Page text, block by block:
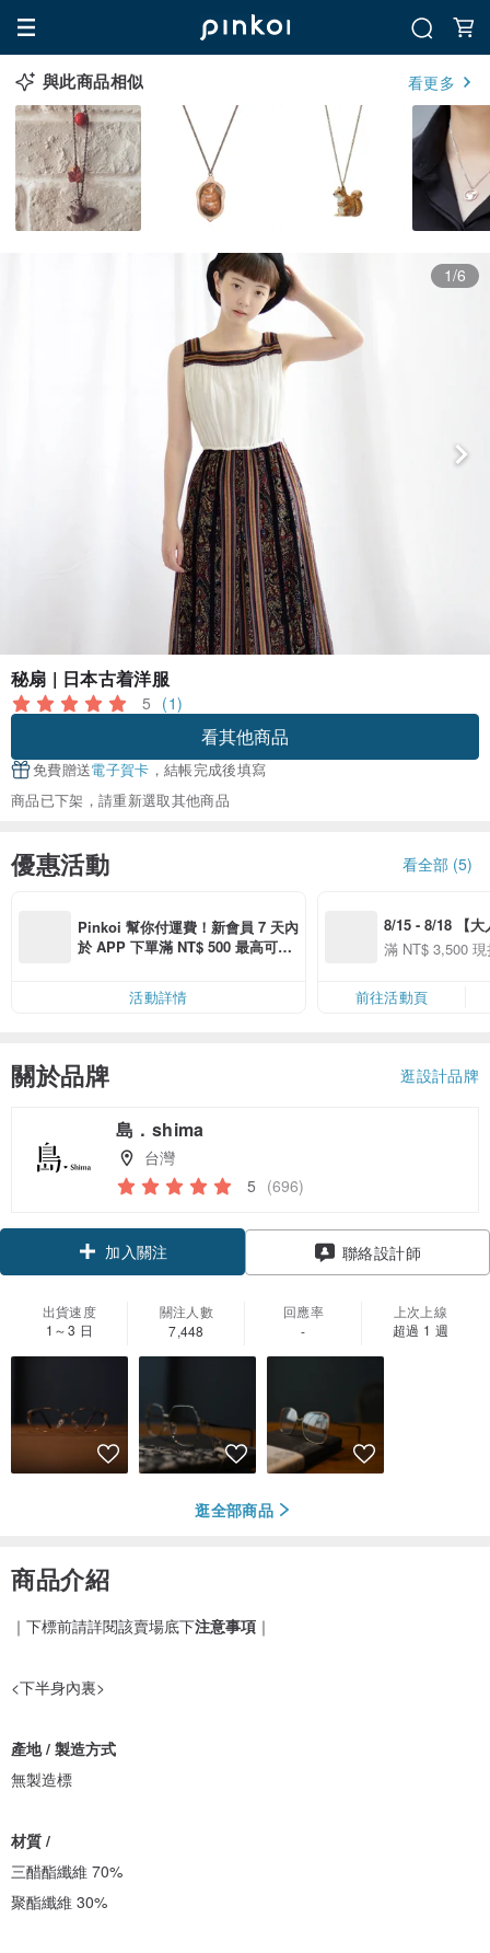
與此商品相似 看更多
1/6
秘扇 | 日本古着洋服
5 (1)
看其他商品
免費贈送電子賀卡 ，結帳完成後填寫
商品已下架，請重新選取其他商品
優惠活動 看全部 (5)
Pinkoi 幫你付運費！新會員 7 天內
於 APP 下單滿 NT$ 500 最高可折
活動詳情
8/15 - 8/18 【大
季】滿
50
滿 NT$ 3,500
前往活動頁
關於品牌 逛設計品牌
島．shima
台灣
5 (696)
加入關注 聯絡設計師
出貨速度
1～3 日
關注人數
7,448
回應率
-
上次上線
超過 1 週
逛全部商品
商品介紹
｜下標前請詳閱該賣場底下注意事項 ｜
<下半身內裏>
產地 / 製造方式
無製造標
材質 /
三醋酯纖維 70%
聚酯纖維 30%